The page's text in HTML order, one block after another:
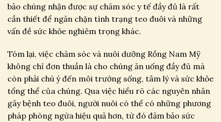
bảo chúng nhận được sự chăm sóc y tế đầy đủ là rất
cần thiết để ngăn chặn tình trạng teo đuôi và những
vấn đề sức khỏe nghiêm trọng khác.
Tóm lại, việc chăm sóc và nuôi dưỡng Rồng Nam Mỹ
không chỉ đơn thuần là cho chúng ăn uống đầy đủ mà
còn phải chú ý đến môi trường sống, tâm lý và sức khỏe
tổng thể của chúng. Qua việc hiểu rõ các nguyên nhân
gây bệnh teo đuôi, người nuôi có thể có những phương
pháp phòng ngừa hiệu quả hơn, từ đó đảm bảo sức